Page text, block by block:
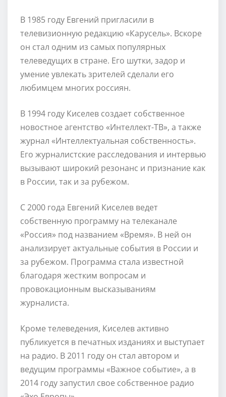
В 1985 году Евгений пригласили в
телевизионную редакцию «Карусель». Вскоре
он стал одним из самых популярных
телеведущих в стране. Его шутки, задор и
умение увлекать зрителей сделали его
любимцем многих россиян.
В 1994 году Киселев создает собственное
новостное агентство «Интеллект-ТВ», а также
журнал «Интеллектуальная собственность».
Его журналистские расследования и интервью
вызывают широкий резонанс и признание как
в России, так и за рубежом.
С 2000 года Евгений Киселев ведет
собственную программу на телеканале
«Россия» под названием «Время». В ней он
анализирует актуальные события в России и
за рубежом. Программа стала известной
благодаря жестким вопросам и
провокационным высказываниям
журналиста.
Кроме телеведения, Киселев активно
публикуется в печатных изданиях и выступает
на радио. В 2011 году он стал автором и
ведущим программы «Важное событие», а в
2014 году запустил свое собственное радио